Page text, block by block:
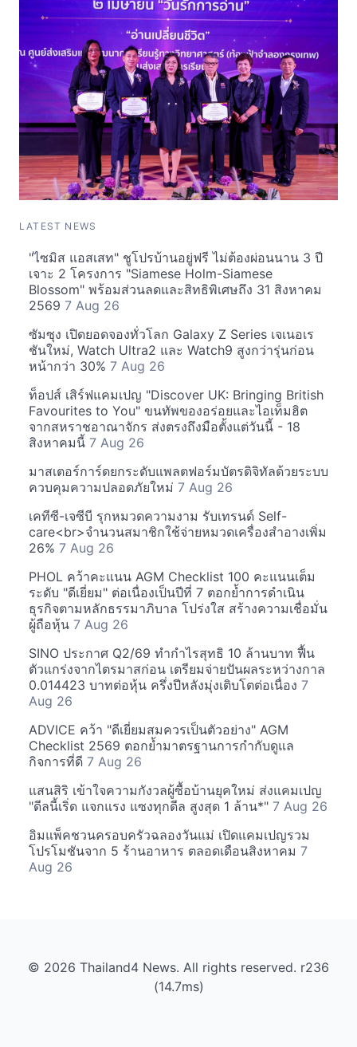
LATEST NEWS
"ไซมิส แอสเสท" ชูโปรบ้านอยู่ฟรี ไม่ต้องผ่อนนาน 3 ปี
เจาะ 2 โครงการ "Siamese Holm-Siamese
Blossom" พร้อมส่วนลดและสิทธิพิเศษถึง 31 สิงหาคม
2569 7 Aug 26
ซัมซุง เปิดยอดจองทั่วโลก Galaxy Z Series เจเนอเร
ชันใหม่, Watch Ultra2 และ Watch9 สูงกว่ารุ่นก่อน
หน้ากว่า 30% 7 Aug 26
ท็อปส์ เสิร์ฟแคมเปญ "Discover UK: Bringing British
Favourites to You" ขนทัพของอร่อยและไอเท็มฮิต
จากสหราชอาณาจักร ส่งตรงถึงมือตั้งแต่วันนี้ - 18
สิงหาคมนี้ 7 Aug 26
มาสเตอร์การ์ดยกระดับแพลตฟอร์มบัตรดิจิทัลด้วยระบบ
ควบคุมความปลอดภัยใหม่ 7 Aug 26
เคทีซี-เจซีบี รุกหมวดความงาม รับเทรนด์ Self-
care<br>จำนวนสมาชิกใช้จ่ายหมวดเครื่องสำอางเพิ่ม
26% 7 Aug 26
PHOL คว้าคะแนน AGM Checklist 100 คะแนนเต็ม
ระดับ "ดีเยี่ยม" ต่อเนื่องเป็นปีที่ 7 ตอกย้ำการดำเนิน
ธุรกิจตามหลักธรรมาภิบาล โปร่งใส สร้างความเชื่อมั่น
ผู้ถือหุ้น 7 Aug 26
SINO ประกาศ Q2/69 ทำกำไรสุทธิ 10 ล้านบาท ฟื้น
ตัวแกร่งจากไตรมาสก่อน เตรียมจ่ายปันผลระหว่างกาล
0.014423 บาทต่อหุ้น ครึ่งปีหลังมุ่งเติบโตต่อเนื่อง 7
Aug 26
ADVICE คว้า "ดีเยี่ยมสมควรเป็นตัวอย่าง" AGM
Checklist 2569 ตอกย้ำมาตรฐานการกำกับดูแล
กิจการที่ดี 7 Aug 26
แสนสิริ เข้าใจความกังวลผู้ซื้อบ้านยุคใหม่ ส่งแคมเปญ
"ดีลนี้เริ่ด แจกแรง แซงทุกดีล สูงสุด 1 ล้าน*" 7 Aug 26
อิมแพ็คชวนครอบครัวฉลองวันแม่ เปิดแคมเปญรวม
โปรโมชันจาก 5 ร้านอาหาร ตลอดเดือนสิงหาคม 7
Aug 26
© 2026 Thailand4 News. All rights reserved. r236
(14.7ms)